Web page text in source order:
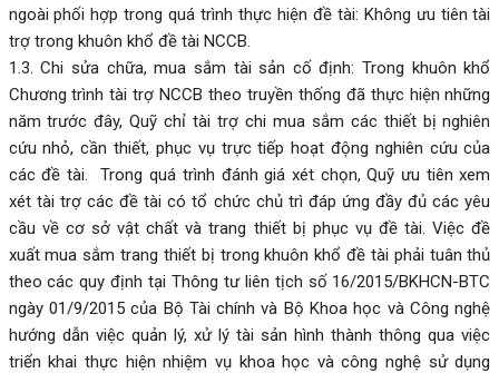
ngoài phối hợp trong quá trình thực hiện đề tài: Không ưu tiên tài
trợ trong khuôn khổ đề tài NCCB.
1.3. Chi sửa chữa, mua sắm tài sản cố định: Trong khuôn khổ
Chương trình tài trợ NCCB theo truyền thống đã thực hiện những
năm trước đây, Quỹ chỉ tài trợ chi mua sắm các thiết bị nghiên
cứu nhỏ, cần thiết, phục vụ trực tiếp hoạt động nghiên cứu của
các đề tài. Trong quá trình đánh giá xét chọn, Quỹ ưu tiên xem
xét tài trợ các đề tài có tổ chức chủ trì đáp ứng đầy đủ các yêu
cầu về cơ sở vật chất và trang thiết bị phục vụ đề tài. Việc đề
xuất mua sắm trang thiết bị trong khuôn khổ đề tài phải tuân thủ
theo các quy định tại Thông tư liên tịch số 16/2015/BKHCN-BTC
ngày 01/9/2015 của Bộ Tài chính và Bộ Khoa học và Công nghệ
hướng dẫn việc quản lý, xử lý tài sản hình thành thông qua việc
triển khai thực hiện nhiệm vụ khoa học và công nghệ sử dụng